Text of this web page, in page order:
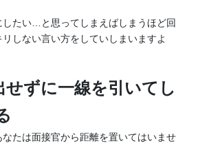
したい…と思ってしまえばしまうほど回
リしない言い方をしていしまいますよ
せずに一線を引いてし
たは面接官から距離を置いてはいませ